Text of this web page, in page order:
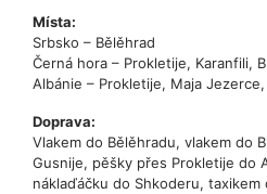
Místa:
Srbsko – Bělěhrad
Černá hora – Prokletije, Karanfili,
Albánie – Prokletije, Maja
Doprava:
Vlakem do Bělěhradu, vlakem do
Gusnije, pěšky přes Prokletije do
náklaďáčku do Shkoderu, taxikem